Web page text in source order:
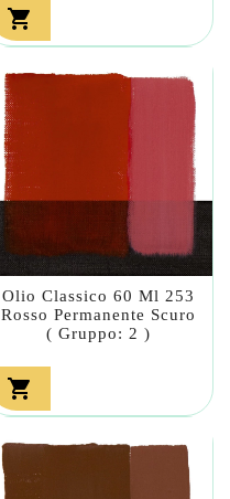

Olio Classico 60 Ml 253
Rosso Permanente Scuro
( Gruppo: 2 )
